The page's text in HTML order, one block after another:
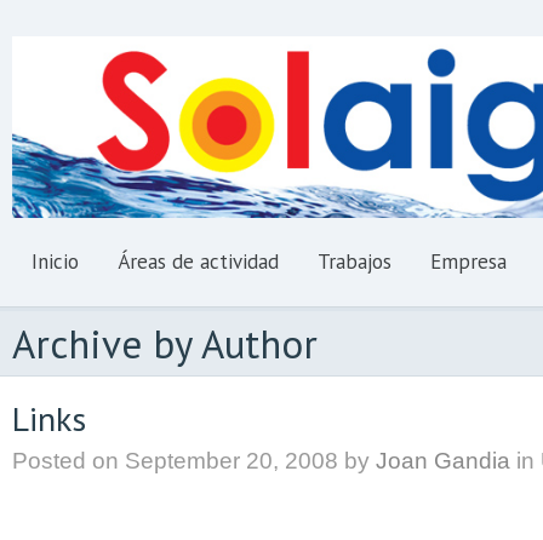
Inicio Áreas de actividad Trabajos Empresa
Archive by Author
Links
Posted on September 20, 2008 by Joan Gandia in